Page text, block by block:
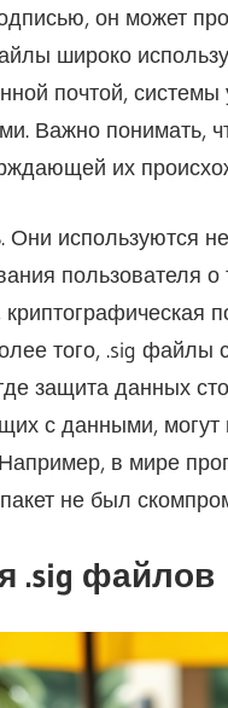
он может
широко
почтой,
Важно понимать,
их
используются
пользователя
того, .sig файлы
защита данных
с данными, могут
в мире
не был
.sig файлов